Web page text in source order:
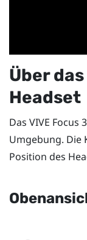
Über das
Headset
Das VIVE Focus 3
Umgebung. Die
Position des